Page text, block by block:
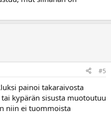
#5
painoi takaraivosta
kypärän sisusta muotoutuu
niin ei tuommoista